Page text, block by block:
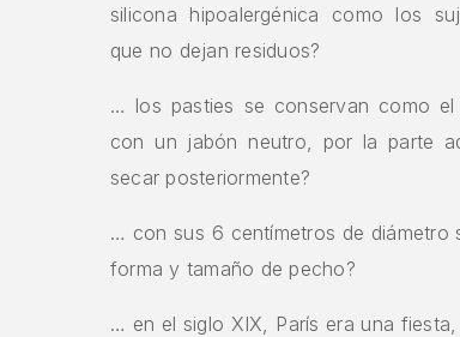
silicona hipoalergénica como los
que no dejan residuos?
… los pasties se conservan como el
con un jabón neutro, por la parte
secar posteriormente?
… con sus 6 centímetros de diámetro
forma y tamaño de pecho?
… en el siglo XIX, París era una